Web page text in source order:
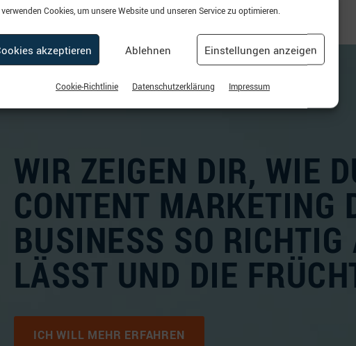
Cookies, um unsere Website und unseren Service zu optimieren.
akzeptieren Ablehnen Einstellungen anzeigen
Cookie-Richtlinie Datenschutzerklärung Impressum
WIR ZEIGEN DIR, WIE
CONTENT MARKETING
BUSINESS SO
LÄSST UND DIE
ICH WILL MEHR ERFAHREN